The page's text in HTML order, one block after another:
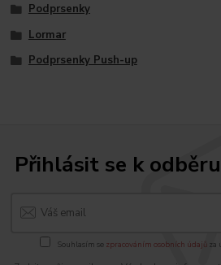
Podprsenky
Lormar
Podprsenky Push-up
Přihlásit se k
Souhlasím se zpracováním osobních údajů za